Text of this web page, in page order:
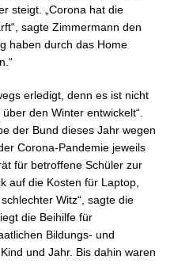
steigt. „Corona hat die
sagte Zimmermann den
haben durch das Home
erledigt, denn es ist nicht
den Winter entwickelt“.
der Bund dieses Jahr wegen
Corona-Pandemie jeweils
für betroffene Schüler zur
auf die Kosten für Laptop,
Witz“, sagte die
die Beihilfe für
Bildungs- und
und Jahr. Bis dahin waren